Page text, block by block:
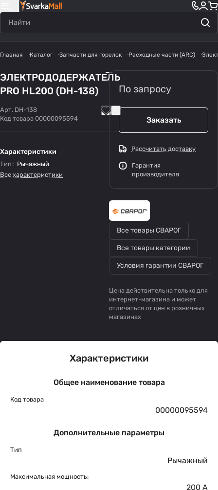
Главная Каталог Запчасти для горелок Расходные части (ARC)
ЭЛЕКТРОДОДЕРЖАТЕЛЬ
PRO HL200 (DH-138)
Арт. DH-138
Код товара 00000095594
Характеристики
Тип : Рычажный
Все характеристики
По запросу
Заказать
Рассчитать доставку
Гарантия
производителя
Все товары СВАРОГ
Все товары категории
Условия гарантии СВАРОГ
Цена действительна только для
интернет-магазина и может
отличаться от цен в розничных
магазинах
Характеристики
Общее наименование товара
Код товара
00000095594
Дополнительные параметры
Тип
Рычажный
Максимальная мощность:
200 А